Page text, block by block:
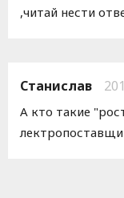
,читай нести
Станислав
А кто такие